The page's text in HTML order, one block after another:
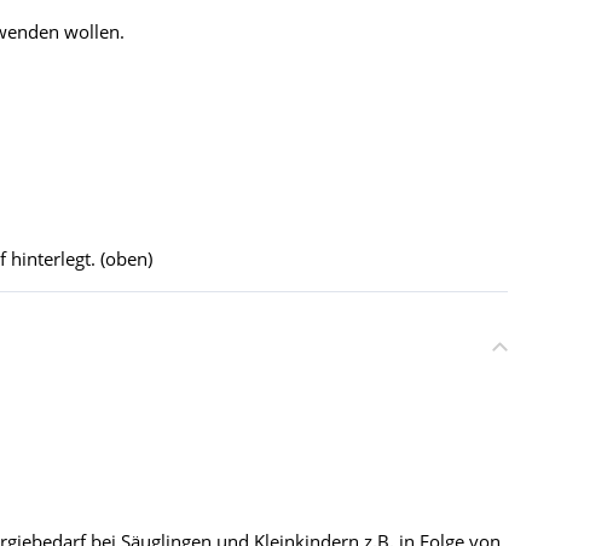
wollen.
hinterlegt. (oben)